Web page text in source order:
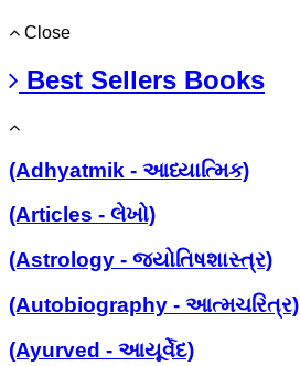
Close
Best Sellers Books
(Adhyatmik - આધ્યાત્મિક)
(Articles - લેખો)
(Astrology - જ્યોતિષશાસ્ત્ર)
(Autobiography - આત્મચરિત્ર)
(Ayurved - આયૂર્વેદ)